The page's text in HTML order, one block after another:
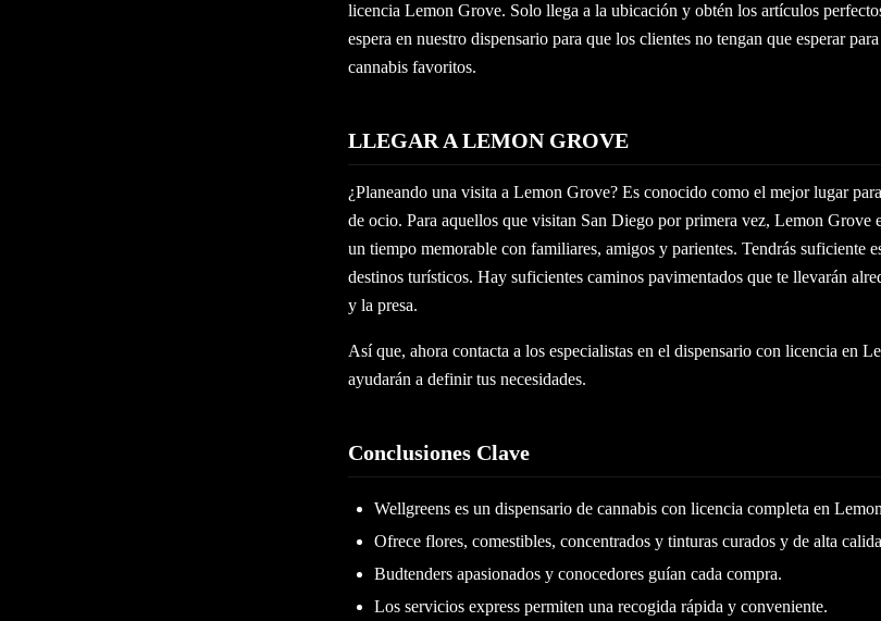
licencia Lemon Grove. Solo llega a la ubicación y obtén los artículos
espera en nuestro dispensario para que los clientes no tengan que esperar
cannabis favoritos.
LLEGAR A LEMON GROVE
¿Planeando una visita a Lemon Grove? Es conocido como el mejor lugar
de ocio. Para aquellos que visitan San Diego por primera vez, Lemon Grove
un tiempo memorable con familiares, amigos y parientes. Tendrás suficiente
destinos turísticos. Hay suficientes caminos pavimentados que te llevarán
y la presa.
Así que, ahora contacta a los especialistas en el dispensario con licencia en
ayudarán a definir tus necesidades.
Conclusiones Clave
Wellgreens es un dispensario de cannabis con licencia completa en
Ofrece flores, comestibles, concentrados y tinturas curados y de alta
Budtenders apasionados y conocedores guían cada compra.
Los servicios express permiten una recogida rápida y conveniente.